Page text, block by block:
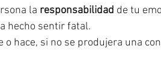
la responsabilidad de tu
hecho sentir fatal.
o hace, si no se produjera una